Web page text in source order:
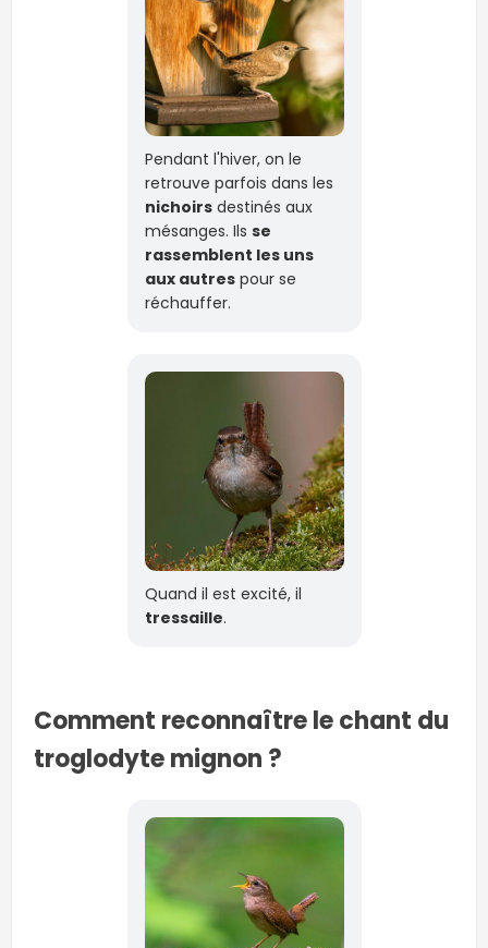
Pendant l'hiver, on le
retrouve parfois dans les
nichoirsdestinés aux
mésanges. Ils se
rassemblent les uns
aux autrespour se
réchauffer.
Quand il est excité, il
tressaille.
Comment reconnaître le chant du
troglodyte mignon ?